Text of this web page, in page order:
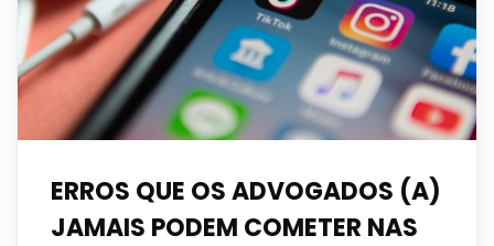
ERROS QUE OS ADVOGADOS (A)
JAMAIS PODEM COMETER NAS